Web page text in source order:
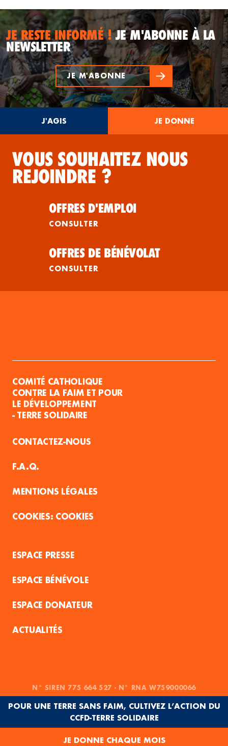
JE RESTE INFORMÉ !JE M'ABONNE À LA
NEWSLETTER
JE M'ABONNE
J'AGIS JE DONNE
VOUS SOUHAITEZ NOUS
REJOINDRE ?
OFFRES D'EMPLOI
CONSULTER
OFFRES DE BÉNÉVOLAT
CONSULTER
COMITÉ CATHOLIQUE
CONTRE LA FAIM ET POUR
LE DÉVELOPPEMENT
- TERRE SOLIDAIRE
CONTACTEZ-NOUS
F.A.Q.
MENTIONS LÉGALES
COOKIES
ESPACE PRESSE
ESPACE BÉNÉVOLE
ESPACE DONATEUR
ACTUALITÉS
N° SIREN 775 664 527 - N° RNA W759000066
POUR UNE TERRE SANS FAIM, CULTIVEZ L’ACTION DU
CCFD-TERRE SOLIDAIRE
JE DONNE CHAQUE MOIS